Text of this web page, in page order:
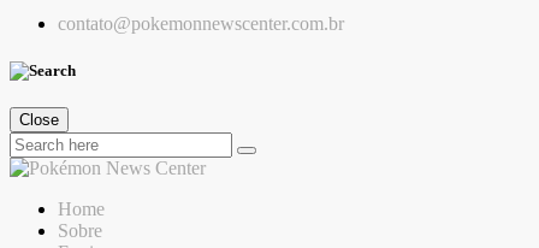
contato@pokemonnewscenter.com.br
Close
Home
Sobre